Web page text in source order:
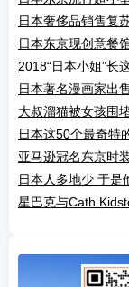
日本奢侈品销售复
日本东京现创意餐
2018“日本小姐”
日本著名漫画家出
大叔溜猫被女孩围
日本这50个最奇特
亚马逊冠名东京时
日本人多地少 于是
星巴克与Cath